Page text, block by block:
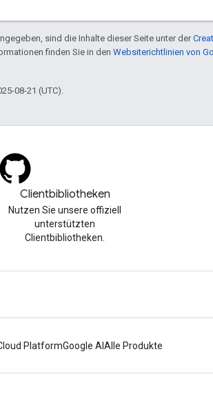
sind die Inhalte dieser Seite unter der
finden Sie in den Websiterichtlinien von
08-21 (UTC).
Clientbibliotheken
Nutzen Sie unsere offiziell
unterstützten
Clientbibliotheken.
PlatformGoogle AI Alle Produkte